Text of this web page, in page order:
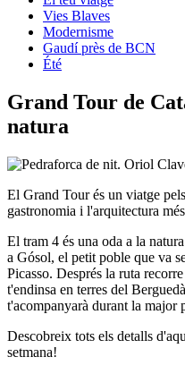
Vies Blaves
Modernisme
Gaudí près de BCN
Été
Grand Tour de
natura
El Grand Tour és un viatge
gastronomia i l'arquitectura
El tram 4 és una oda a la
a Gósol, el petit poble que va
Picasso. Després la ruta
t'endinsa en terres del
t'acompanyarà durant la major
Descobreix tots els detalls
setmana!